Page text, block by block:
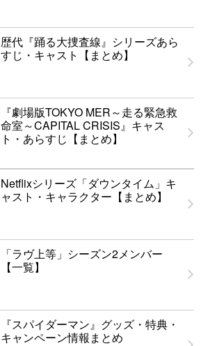
歴代『踊る大捜査線』シリーズあら
すじ・キャスト【まとめ】
『劇場版TOKYO MER～走る緊急救
命室～CAPITAL CRISIS』キャス
ト・あらすじ【まとめ】
Netflixシリーズ「ダウンタイム」キ
ャスト・キャラクター【まとめ】
「ラヴ上等」シーズン2メンバー
【一覧】
『スパイダーマン』グッズ・特典・
キャンペーン情報まとめ